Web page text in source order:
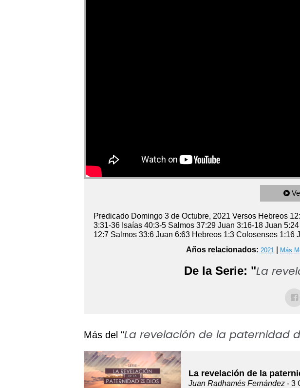
Predicado Domingo 3 de Octubre, 2021 Versos Hebreos
3:31-36 Isaías 40:3-5 Salmos 37:29 Juan 3:16-18 Juan
12:7 Salmos 33:6 Juan 6:63 Hebreos 1:3 Colosenses
Años relacionados: 2021 Más
De la Serie: "La
Más del "La revelación de la paternidad
La revelación de la
Juan Radhamés Fernández - 3